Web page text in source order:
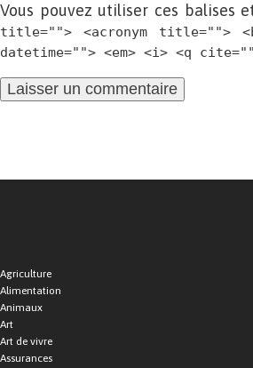
Vous pouvez utiliser ces balises
title=""> <acronym title="">
datetime=""> <em> <i> <q
Agriculture
Alimentation
Animaux
Art
Art de vivre
Assurances